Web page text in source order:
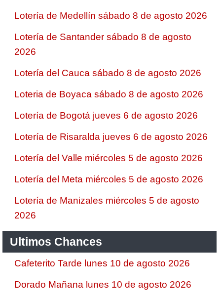
Lotería de Medellín sábado 8 de agosto 2026
Lotería de Santander sábado 8 de agosto
2026
Lotería del Cauca sábado 8 de agosto 2026
Loteria de Boyaca sábado 8 de agosto 2026
Lotería de Bogotá jueves 6 de agosto 2026
Lotería de Risaralda jueves 6 de agosto 2026
Lotería del Valle miércoles 5 de agosto 2026
Lotería del Meta miércoles 5 de agosto 2026
Lotería de Manizales miércoles 5 de agosto
2026
Ultimos Chances
Cafeterito Tarde lunes 10 de agosto 2026
Dorado Mañana lunes 10 de agosto 2026